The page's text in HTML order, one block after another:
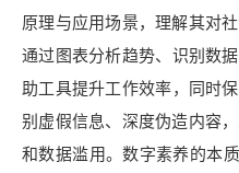
原理与应用场景，理解其对
通过图表分析趋势、识别数
助工具提升工作效率，同时
别虚假信息、深度伪造内容
和数据滥用。数字素养的本